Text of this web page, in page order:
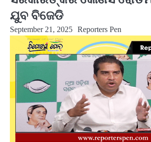
ଯୁବ ବିଜେଡି
September 21, 2025 Reporters Pen